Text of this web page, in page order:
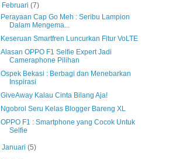
Februari(7)
Perayaan Cap Go Meh : Seribu Lampion
Dalam Mengema...
Keseruan Smartfren Luncurkan Fitur VoLTE
Alasan OPPO F1 Selfie Expert Jadi
Cameraphone Pilihan
Ospek Bekasi : Berbagi dan Menebarkan
Inspirasi
GiveAway Kalau Cinta Bilang Aja!
Ngobrol Seru Kelas Blogger Bareng XL
OPPO F1 : Smartphone yang Cocok Untuk
Selfie
Januari(5)